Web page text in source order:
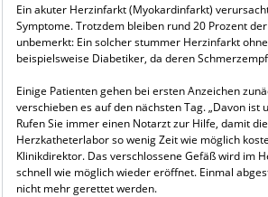
Ein akuter Herzinfarkt (Myokardinfarkt)
Symptome. Trotzdem bleiben rund 20 Prozent
unbemerkt: Ein solcher stummer Herzinfarkt
beispielsweise Diabetiker, da deren
Einige Patienten gehen bei ersten Anzeichen
verschieben es auf den nächsten Tag. „Davon ist
Rufen Sie immer einen Notarzt zur Hilfe, damit
Herzkatheterlabor so wenig Zeit wie möglich
Klinikdirektor. Das verschlossene Gefäß wird im
schnell wie möglich wieder eröffnet. Einmal
nicht mehr gerettet werden.